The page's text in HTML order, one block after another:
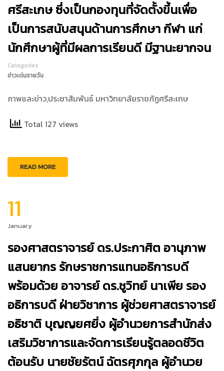
ศรีสะเกษ ซึ่งเป็นกองทุนที่จัดตั้งขึ้นเพื่อ
เป็นการสนับสนุนด้านการศึกษา กีฬา แก่
นักศึกษาผู้ที่มีผลการเรียนดี มีฐานะยากจน
Categories
ข่าวเด่นรายวัน
ภาพและข่าว,ประชาสัมพันธ์ มหาวิทยาลัยราชภัฏศรีสะเกษ
Total 127 views
READ MORE
11
January
รองศาสตราจารย์ ดร.ประกาศิต อานุภาพ
แสนยากร รักษราชการแทนอธิการบดี
พร้อมด้วย อาจารย์ ดร.ชูวิทย์ นาเพีย รอง
อธิการบดี ฝ่ายวิชาการ ผู้ช่วยศาสตราจารย์
อธิชาติ บุญญยศยิ่ง ผู้อำนวยการสำนักส่ง
เสริมวิชาการและจัดการเรียนรู้ตลอดชีวิต
ต้อนรับ นายชัยรัตน์ ฉัตรศุภกุล ผู้อำนวย